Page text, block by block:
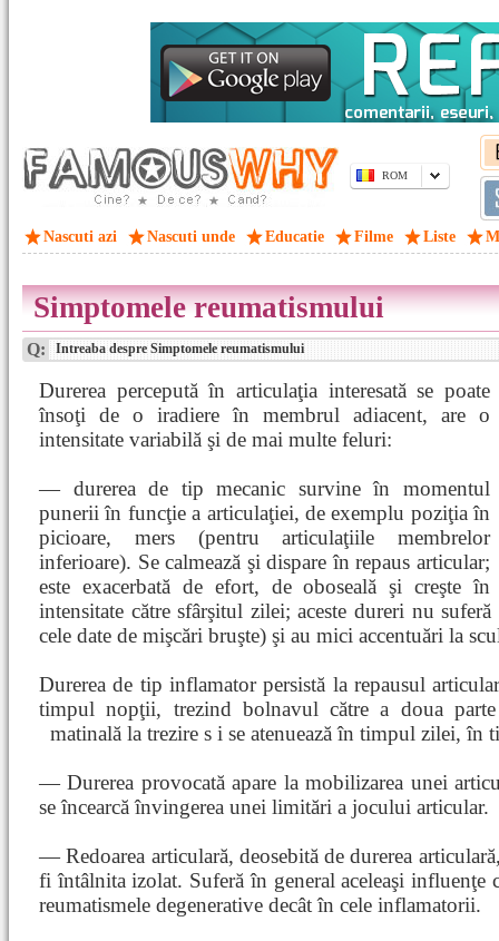
ROM
Nascuti azi Nascuti unde Educatie Filme Liste
Simptomele reumatismului
Q: Intreaba despre Simptomele reumatismului
Durerea percepută în articulaţia interesată se poate
însoţi de o iradiere în membrul adiacent, are o
intensitate variabilă şi de mai multe feluri:
— durerea de tip mecanic survine în momentul
punerii în funcţie a articulaţiei, de exemplu poziţia în
picioare, mers (pentru articulaţiile membrelor
inferioare). Se calmează şi dispare în repaus articular;
este exacerbată de efort, de oboseală şi creşte în
intensitate către sfârşitul zilei; aceste dureri nu
cele date de mişcări bruşte) şi au mici accentuări la
Durerea de tip inflamator persistă la repausul
timpul nopţii, trezind bolnavul către a doua
matinală la trezire s i se atenuează în timpul zilei, în
— Durerea provocată apare la mobilizarea unei
se încearcă învingerea unei limitări a jocului articular.
— Redoarea articulară, deosebită de durerea
fi întâlnita izolat. Suferă în general aceleaşi influenţe
reumatismele degenerative decât în cele inflamatorii.